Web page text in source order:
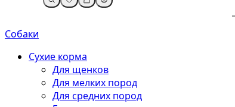
Собаки
Сухие корма
Для щенков
Для мелких пород
Для средних пород